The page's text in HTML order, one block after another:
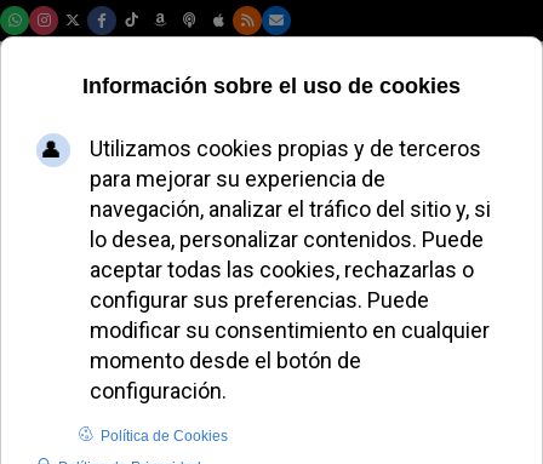
La fidelidad a la
Tradición no exige
romper con Roma:
la FSVF rechaza el
cisma de la FSSPX